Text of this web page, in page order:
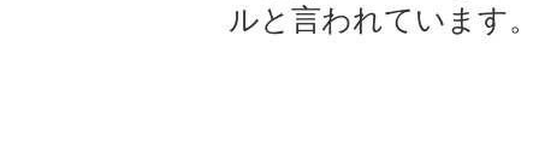
ルと言われています。